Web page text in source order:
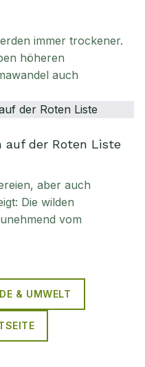
immer trockener.
höheren
auch
auf der Roten Liste
aber auch
Die wilden
vom
& UMWELT